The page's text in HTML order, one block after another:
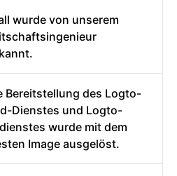
wurde von unserem
Bereitstellung des Logto-
Dienstes und Logto-
wurde mit dem
Image ausgelöst.